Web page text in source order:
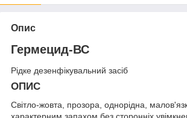
Опис
Гермецид-ВС
Рідке дезенфікувальний засіб
ОПИС
Світло-жовта, прозора, однорідна,